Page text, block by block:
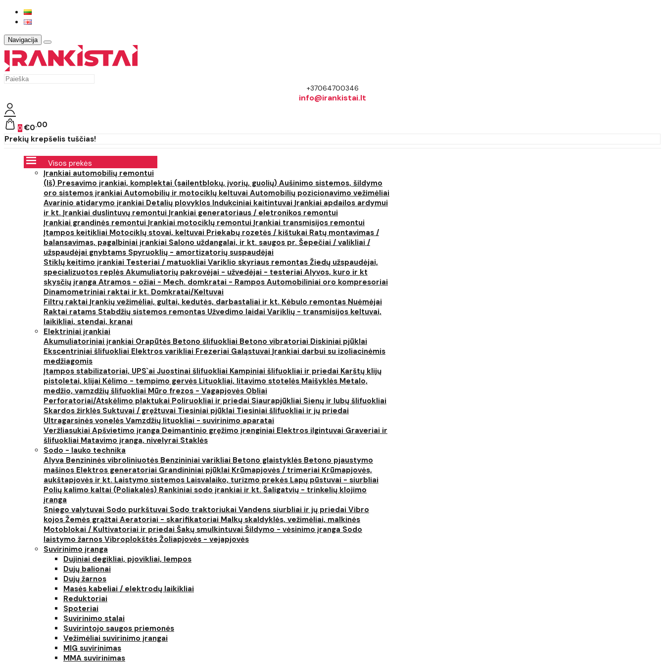
Navigacija
+37064700346
info@irankistai.lt
0 €0 00
Prekių krepšelis tuščias!
Visos prekės
Įrankiai automobilių remontui
(Iš) Presavimo įrankiai, komplektai (sailentblokų, įvorių, guolių) Aušinimo sistemos, šildymo
oro sistemos įrankiai Automobilių ir motociklų keltuvai Automobilių pozicionavimo vežimėliai
Avarinio atidarymo įrankiai Detalių plovyklos Indukciniai kaitintuvai Įrankiai apdailos ardymui
ir kt. Įrankiai duslintuvų remontui Įrankiai generatoriaus / eletronikos remontui
Įrankiai grandinės remontui Įrankiai motociklų remontui Įrankiai transmisijos remontui
Įtampos keitikliai Motociklų stovai, keltuvai Priekabų rozetės / kištukai Ratų montavimas /
balansavimas, pagalbiniai įrankiai Salono uždangalai, ir kt. saugos pr. Šepečiai / valikliai /
užspaudėjai gnybtams Spyruoklių - amortizatorių suspaudėjai
Stiklų keitimo įrankiai Testeriai / matuokliai Variklio skyriaus remontas Žiedų užspaudėjai,
specializuotos replės Akumuliatorių pakrovėjai - užvedėjai - testeriai Alyvos, kuro ir kt
skysčių įranga Atramos - ožiai - Mech. domkratai - Rampos Automobiliniai oro kompresoriai
Dinamometriniai raktai ir kt. Domkratai/Keltuvai
Filtrų raktai Įrankių vežimėliai, gultai, kedutės, darbastaliai ir kt. Kėbulo remontas Nuėmėjai
Raktai ratams Stabdžių sistemos remontas Užvedimo laidai Variklių - transmisijos keltuvai,
laikikliai, stendai, kranai
Elektriniai įrankiai
Akumuliatoriniai įrankiai Orapūtės Betono šlifuokliai Betono vibratoriai Diskiniai pjūklai
Ekscentriniai šlifuokliai Elektros varikliai Frezeriai Galąstuvai Įrankiai darbui su izoliacinėmis
medžiagomis
Įtampos stabilizatoriai, UPS`ai Juostinai šlifuokliai Kampiniai šlifuokliai ir priedai Karštų klijų
pistoletai, klijai Kėlimo - tempimo gervės Lituokliai, litavimo stotelės Maišyklės Metalo,
medžio, vamzdžių šlifuokliai Mūro frezos - Vagapjovės Obliai
Perforatoriai/Atskėlimo plaktukai Poliruokliai ir priedai Siaurapjūkliai Sienų ir lubų šlifuokliai
Skardos žirklės Suktuvai / gręžtuvai Tiesiniai pjūklai Tiesiniai šlifuokliai ir jų priedai
Ultragarsinės vonelės Vamzdžių lituokliai - suvirinimo aparatai
Veržliasukiai Apšvietimo įranga Deimantinio gręžimo įrenginiai Elektros ilgintuvai Graveriai ir
šlifuokliai Matavimo įranga, nivelyrai Staklės
Sodo - lauko technika
Alyva Benzininės vibroliniuotės Benzininiai varikliai Betono glaistyklės Betono pjaustymo
mašinos Elektros generatoriai Grandininiai pjūklai Krūmapjovės / trimeriai Krūmapjovės,
aukštapjovės ir kt. Laistymo sistemos Laisvalaiko, turizmo prekės Lapų pūstuvai - siurbliai
Polių kalimo kaltai (Poliakalės) Rankiniai sodo įrankiai ir kt. Šaligatvių - trinkelių klojimo
įranga
Sniego valytuvai Sodo purkštuvai Sodo traktoriukai Vandens siurbliai ir jų priedai Vibro
kojos Žemės grąžtai Aeratoriai - skarifikatoriai Malkų skaldyklės, vežimėliai, malkinės
Motoblokai / Kultivatoriai ir priedai Šakų smulkintuvai Šildymo - vėsinimo įranga Sodo
laistymo žarnos Vibroplokštės Žoliapjovės - vejapjovės
Suvirinimo įranga
Dujiniai degikliai, pjovikliai, lempos
Dujų balionai
Dujų žarnos
Masės kabeliai / elektrodų laikikliai
Reduktoriai
Spoteriai
Suvirinimo stalai
Suvirintojo saugos priemonės
Vežimėliai suvirinimo įrangai
MIG suvirinimas
MMA suvirinimas